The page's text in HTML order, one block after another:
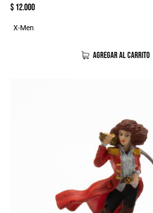
$12.000
X-Men
AGREGAR AL CARRITO